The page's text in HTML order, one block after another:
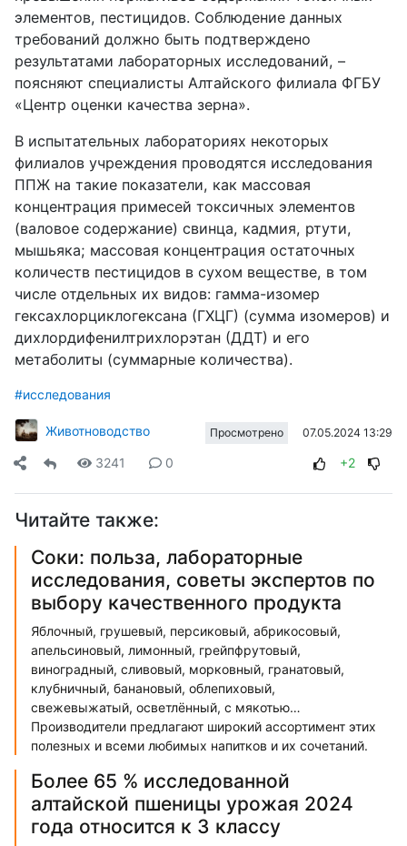
элементов, пестицидов. Соблюдение данных
требований должно быть подтверждено
результатами лабораторных исследований, –
поясняют специалисты Алтайского филиала ФГБУ
«Центр оценки качества зерна».
В испытательных лабораториях некоторых
филиалов учреждения проводятся исследования
ППЖ на такие показатели, как массовая
концентрация примесей токсичных элементов
(валовое содержание) свинца, кадмия, ртути,
мышьяка; массовая концентрация остаточных
количеств пестицидов в сухом веществе, в том
числе отдельных их видов: гамма-изомер
гексахлорциклогексана (ГХЦГ) (сумма изомеров) и
дихлордифенилтрихлорэтан (ДДТ) и его
метаболиты (суммарные количества).
#исследования
Животноводство Просмотрено 07.05.2024 13:29
3241 0 +2
Читайте также:
Соки: польза, лабораторные
исследования, советы экспертов по
выбору качественного продукта
Яблочный, грушевый, персиковый, абрикосовый,
апельсиновый, лимонный, грейпфрутовый,
виноградный, сливовый, морковный, гранатовый,
клубничный, банановый, облепиховый,
свежевыжатый, осветлённый, с мякотью…
Производители предлагают широкий ассортимент этих
полезных и всеми любимых напитков и их сочетаний.
Более 65 % исследованной
алтайской пшеницы урожая 2024
года относится к 3 классу